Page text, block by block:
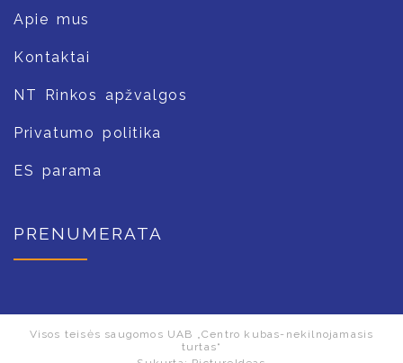
Apie mus
Kontaktai
NT Rinkos apžvalgos
Privatumo politika
ES parama
PRENUMERATA
Visos teisės saugomos UAB „Centro kubas-nekilnojamasis
turtas“